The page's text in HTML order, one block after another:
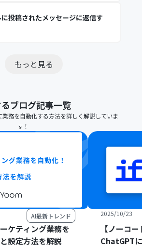
投稿されたメッセージに返信す
もっと見る
ブログ記事一覧
務を自動化する方法を詳しく解説していま
す！
AI最新トレンド
ケティング業務を
設定方法を解説
2025/10/23
【ノーコ
ChatGPT